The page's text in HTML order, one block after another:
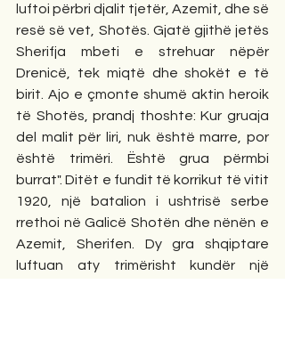
luftoi përbri djalit tjetër, Azemit, dhe së
resë së vet, Shotës. Gjatë gjithë jetës
Sherifja mbeti e strehuar nëpër
Drenicë, tek miqtë dhe shokët e të
birit. Ajo e çmonte shumë aktin heroik
të Shotës, prandj thoshte: Kur gruaja
del malit për liri, nuk është marre, por
është trimëri. Është grua përmbi
burrat". Ditët e fundit të korrikut të vitit
1920, një batalion i ushtrisë serbe
rrethoi në Galicë Shotën dhe nënën e
Azemit, Sherifen. Dy gra shqiptare
luftuan aty trimërisht kundër një